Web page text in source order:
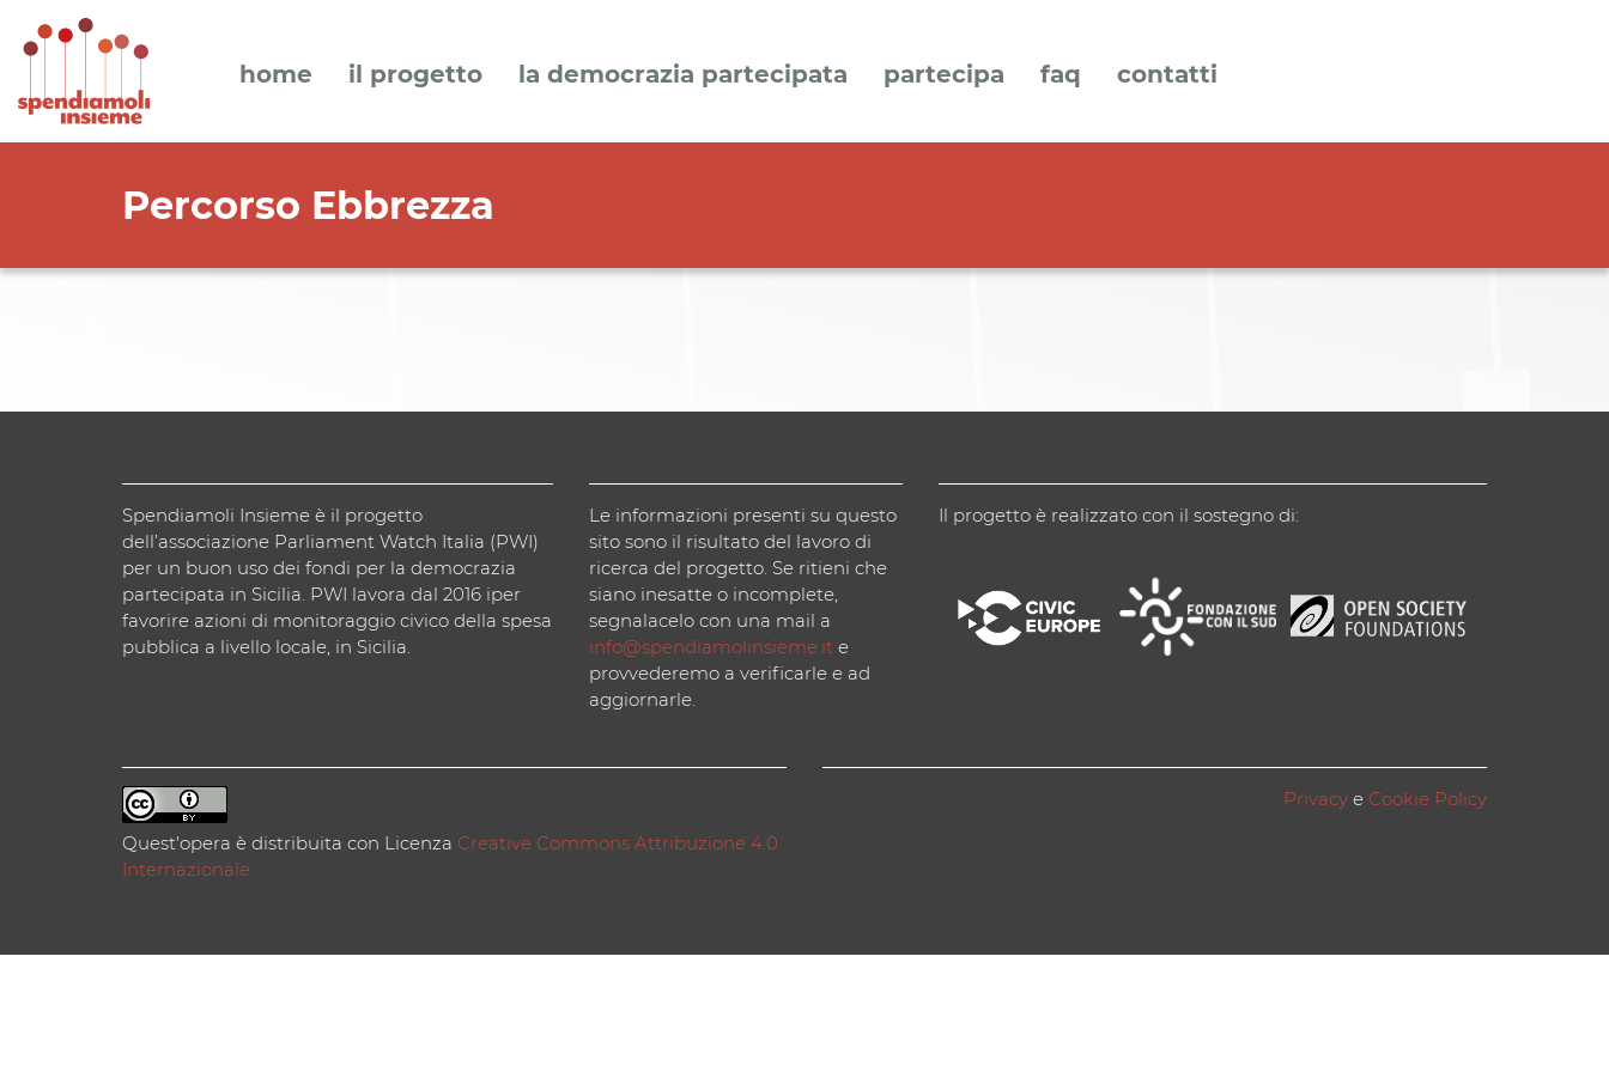
home il progetto la democrazia partecipata partecipa faq contatti
Percorso Ebbrezza
Spendiamoli Insieme è il progetto
dell’associazione Parliament Watch Italia (PWI)
per un buon uso dei fondi per la democrazia
partecipata in Sicilia. PWI lavora dal 2016 iper
favorire azioni di monitoraggio civico della spesa
pubblica a livello locale, in Sicilia.
Le informazioni presenti su questo
sito sono il risultato del lavoro di
ricerca del progetto. Se ritieni che
siano inesatte o incomplete,
segnalacelo con una mail a
info@spendiamolinsieme.ite
provvederemo a verificarle e ad
aggiornarle.
Il progetto è realizzato con il sostegno di:
Quest'opera è distribuita con Licenza Creative Commons Attribuzione 4.0
Internazionale
Privacy e Cookie Policy